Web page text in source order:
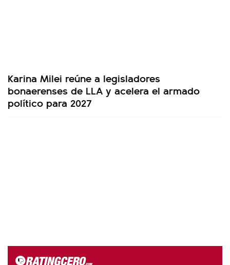
Karina Milei reúne a legisladores
bonaerenses de LLA y acelera el armado
político para 2027